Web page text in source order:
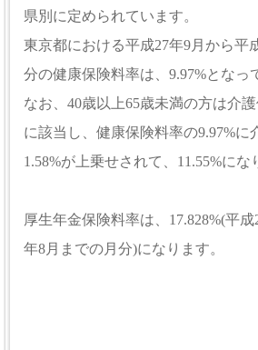
県別に定められています。
東京都における平成27年9月から平
分の健康保険料率は、9.97%となっ
なお、40歳以上65歳未満の方は介
に該当し、健康保険料率の9.97%に
1.58%が上乗せされて、11.55%にな
厚生年金保険料率は、17.828%(平
年8月までの月分)になります。